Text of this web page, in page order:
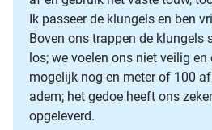
Ik passeer de klungels en ben
Boven ons trappen de klungels
los; we voelen ons niet veilig en
mogelijk nog en meter of 100
adem; het gedoe heeft ons
opgeleverd.